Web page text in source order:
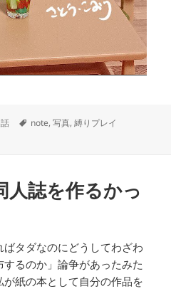
タ
note,写真,縛りプレイ
人誌を作るかっ
タダなのにどうしてわざわ
るのか」論争があったみた
紙の本として自分の作品を